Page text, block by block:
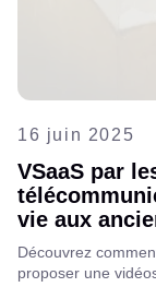
16 juin 2025
VSaaS par
vie aux
Découvrez
proposer une